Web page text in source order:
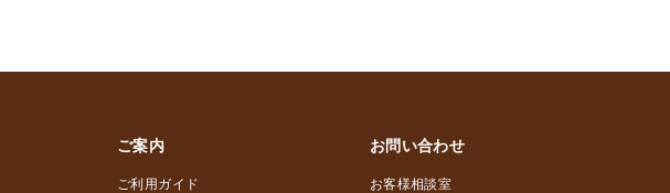
ご案内
ご利用ガイド
お問い合わせ
お客様相談室